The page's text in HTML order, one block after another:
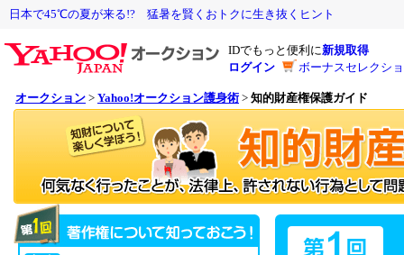
日本で45℃の夏が来る!? 猛暑を賢くおトクに生き抜くヒント
IDでもっと便利に新規取得
ログイン
ボーナスセレクシ
オークション > Yahoo!オークション護身術 > 知的財産権保護ガイド